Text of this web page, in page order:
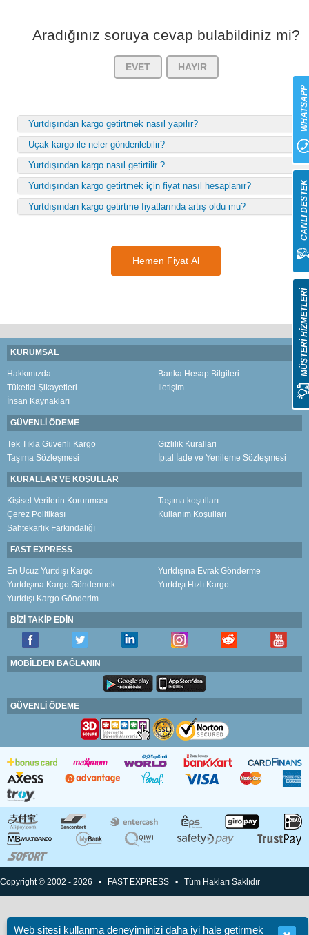
Aradığınız soruya cevap bulabildiniz mi?
EVET HAYIR
Yurtdışından kargo getirtmek nasıl yapılır?
Uçak kargo ile neler gönderilebilir?
Yurtdışından kargo nasıl getirtilir ?
Yurtdışından kargo getirtmek için fiyat nasıl hesaplanır?
Yurtdışından kargo getirtme fiyatlarında artış oldu mu?
Hemen Fiyat Al
KURUMSAL
Hakkımızda
Banka Hesap Bilgileri
Tüketici Şikayetleri
İletişim
İnsan Kaynakları
GÜVENLİ ÖDEME
Tek Tıkla Güvenli Kargo
Gizlilik Kurallari
Taşıma Sözleşmesi
İptal İade ve Yenileme Sözleşmesi
KURALLAR VE KOŞULLAR
Kişisel Verilerin Korunması
Taşıma koşulları
Çerez Politikası
Kullanım Koşulları
Sahtekarlık Farkındalığı
FAST EXPRESS
En Ucuz Yurtdışı Kargo
Yurtdışına Evrak Gönderme
Yurtdışına Kargo Göndermek
Yurtdışı Hızlı Kargo
Yurtdışı Kargo Gönderim
BİZİ TAKİP EDİN
MOBİLDEN BAĞLANIN
GÜVENLİ ÖDEME
Copyright © 2002 - 2026 • FAST EXPRESS • Tüm Hakları Saklıdır
MÜŞTERİ HİZMETLERİ
CANLI DESTEK
WHATSAPP
Web sitesi kullanma deneyiminizi daha iyi hale getirmek